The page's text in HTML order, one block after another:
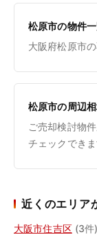
松原市の物件
大阪府松原市
松原市の周辺
ご売却検討物
チェックできま
近くのエリア
大阪市住吉区 (3件)